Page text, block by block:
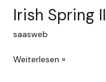
Irish Spring II
saasweb
Irish
Weiterlesen »